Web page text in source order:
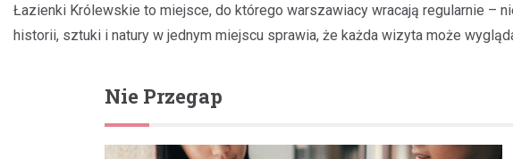
Łazienki Królewskie to miejsce, do którego warszawiacy wracają regularnie –
historii, sztuki i natury w jednym miejscu sprawia, że każda wizyta może
Nie Przegap